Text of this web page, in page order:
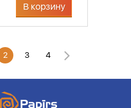
В корзину
2 3 4